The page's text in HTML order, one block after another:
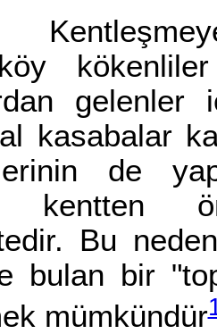
gelenler
kasabalar
de
kentten
Bu
bulan bir
mümkündür